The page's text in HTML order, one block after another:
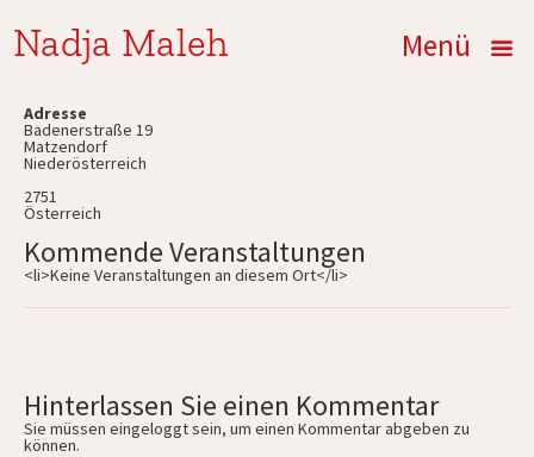
Nadja Maleh Menü
Adresse
Badenerstraße 19
Matzendorf
Niederösterreich
2751
Österreich
Kommende Veranstaltungen
<li>Keine Veranstaltungen an diesem Ort</li>
Hinterlassen Sie einen Kommentar
Sie müssen eingeloggtsein, um einen Kommentar abgeben zu
können.